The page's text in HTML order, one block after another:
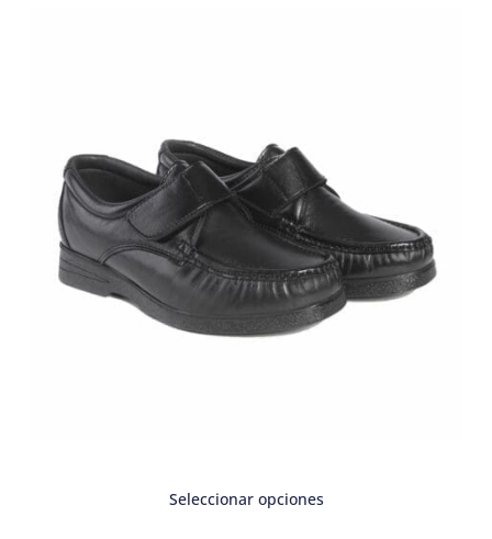
Seleccionar opciones